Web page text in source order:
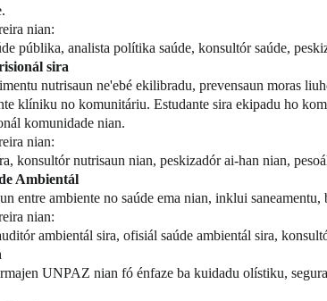
nian:
públika, analista polítika saúde, konsultór saúde,
sira
nutrisaun ne'ebé ekilibradu, prevensaun moras
klíniku no komunitáriu. Estudante sira ekipadu ho
komunidade nian.
nian:
konsultór nutrisaun nian, peskizadór ai-han nian,
Ambientál
entre ambiente no saúde ema nian, inklui
nian:
ambientál sira, ofisiál saúde ambientál sira,
UNPAZ nian fó énfaze ba kuidadu olístiku,